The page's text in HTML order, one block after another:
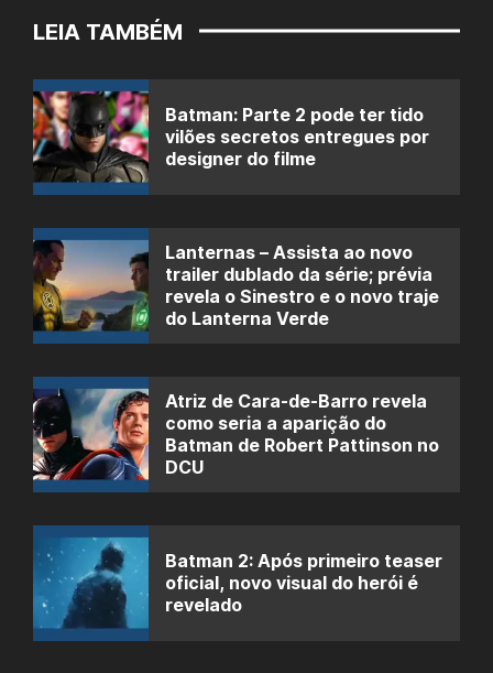
LEIA TAMBÉM
Batman: Parte 2 pode ter tido
vilões secretos entregues por
designer do filme
Lanternas – Assista ao novo
trailer dublado da série; prévia
revela o Sinestro e o novo traje
do Lanterna Verde
Atriz de Cara-de-Barro revela
como seria a aparição do
Batman de Robert Pattinson no
DCU
Batman 2: Após primeiro teaser
oficial, novo visual do herói é
revelado